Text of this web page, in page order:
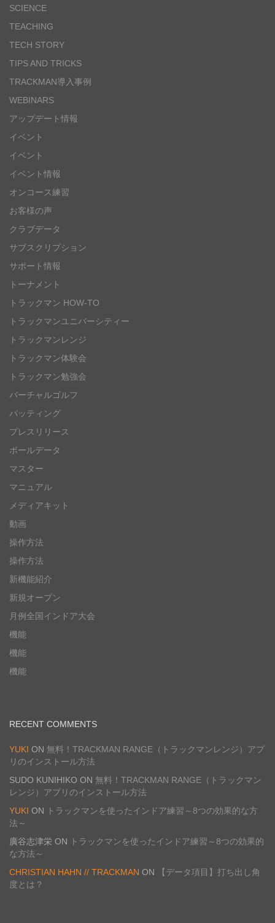
SCIENCE
TEACHING
TECH STORY
TIPS AND TRICKS
TRACKMAN導入事例
WEBINARS
アップデート情報
イベント
イベント
イベント情報
オンコース練習
お客様の声
クラブデータ
サブスクリプション
サポート情報
トーナメント
トラックマン HOW-TO
トラックマンユニバーシティー
トラックマンレンジ
トラックマン体験会
トラックマン勉強会
バーチャルゴルフ
パッティング
プレスリリース
ボールデータ
マスター
マニュアル
メディアキット
動画
操作方法
操作方法
新機能紹介
新規オープン
月例全国インドア大会
機能
機能
機能
RECENT COMMENTS
YUKI ON 無料！TRACKMAN RANGE（トラックマンレンジ）アプ
リのインストール方法
SUDO KUNIHIKO ON 無料！TRACKMAN RANGE（トラックマン
レンジ）アプリのインストール方法
YUKI ON
トラックマンを使ったインドア練習～8つの効果的な方
法～
廣谷志津栄 ON
トラックマンを使ったインドア練習～8つの効果的
な方法～
CHRISTIAN HAHN // TRACKMAN ON
【データ項目】打ち出し角
度とは？